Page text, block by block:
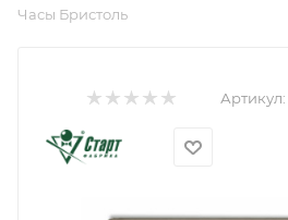
Часы Бристоль
Артикул: